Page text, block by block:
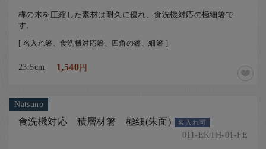
樺の木を圧縮した素材は耐久に優れ、食洗機対応の極細箸で
す。
[ 名入れ箸、食洗機対応箸、四角の箸、細箸 ]
23.5cm 1,540円
Natsuno
食洗機対応 積層材箸 極細(朱面) 名入れ可
011-EKTH-01-FE